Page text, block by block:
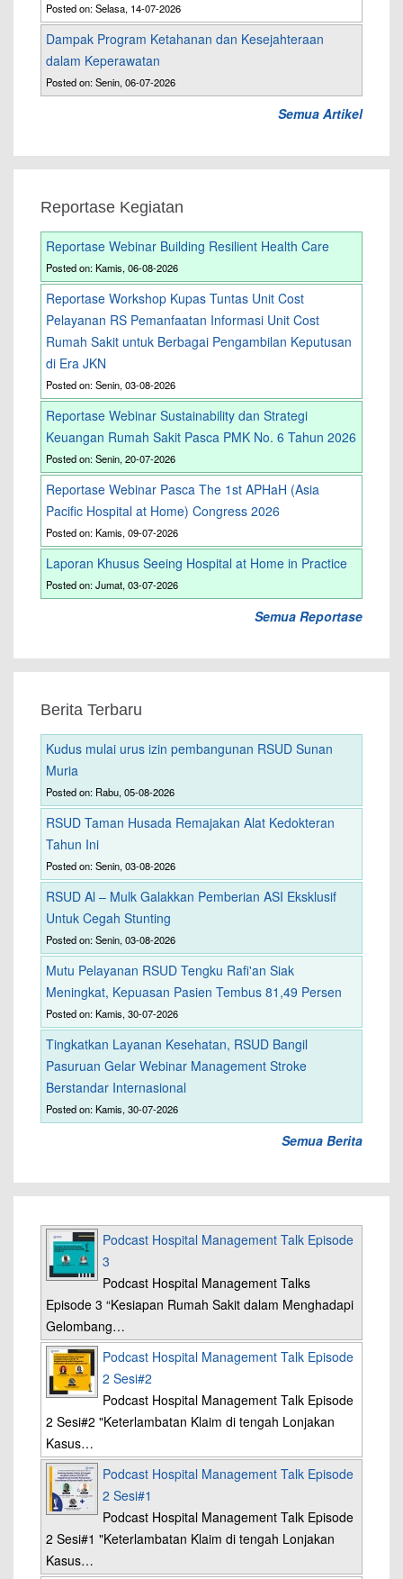
Posted on: Selasa, 14-07-2026
Dampak Program Ketahanan dan Kesejahteraan
dalam Keperawatan
Posted on: Senin, 06-07-2026
Semua Artikel
Reportase Kegiatan
Reportase Webinar Building Resilient Health Care
Posted on: Kamis, 06-08-2026
Reportase Workshop Kupas Tuntas Unit Cost
Pelayanan RS Pemanfaatan Informasi Unit Cost
Rumah Sakit untuk Berbagai Pengambilan Keputusan
di Era JKN
Posted on: Senin, 03-08-2026
Reportase Webinar Sustainability dan Strategi
Keuangan Rumah Sakit Pasca PMK No. 6 Tahun 2026
Posted on: Senin, 20-07-2026
Reportase Webinar Pasca The 1st APHaH (Asia
Pacific Hospital at Home) Congress 2026
Posted on: Kamis, 09-07-2026
Laporan Khusus Seeing Hospital at Home in Practice
Posted on: Jumat, 03-07-2026
Semua Reportase
Berita Terbaru
Kudus mulai urus izin pembangunan RSUD Sunan
Muria
Posted on: Rabu, 05-08-2026
RSUD Taman Husada Remajakan Alat Kedokteran
Tahun Ini
Posted on: Senin, 03-08-2026
RSUD Al – Mulk Galakkan Pemberian ASI Eksklusif
Untuk Cegah Stunting
Posted on: Senin, 03-08-2026
Mutu Pelayanan RSUD Tengku Rafi'an Siak
Meningkat, Kepuasan Pasien Tembus 81,49 Persen
Posted on: Kamis, 30-07-2026
Tingkatkan Layanan Kesehatan, RSUD Bangil
Pasuruan Gelar Webinar Management Stroke
Berstandar Internasional
Posted on: Kamis, 30-07-2026
Semua Berita
Podcast Hospital Management Talk Episode
3
Podcast Hospital Management Talks
Episode 3 “Kesiapan Rumah Sakit dalam Menghadapi
Gelombang…
Podcast Hospital Management Talk Episode
2 Sesi#2
Podcast Hospital Management Talk Episode
2 Sesi#2 "Keterlambatan Klaim di tengah Lonjakan
Kasus…
Podcast Hospital Management Talk Episode
2 Sesi#1
Podcast Hospital Management Talk Episode
2 Sesi#1 "Keterlambatan Klaim di tengah Lonjakan
Kasus…